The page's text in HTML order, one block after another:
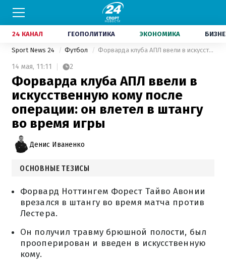
24 КАНАЛ ГЕОПОЛИТИКА ЭКОНОМИКА
Sport News 24 Футбол Форварда клуба АПЛ ввели в искусственную кому после операции: он влетел в штангу во время игры
14 мая, 11:11 2
Форварда клуба АПЛ ввели в
искусственную кому после
операции: он влетел в штангу
во время игры
Денис Иваненко
ОСНОВНЫЕ ТЕЗИСЫ
Форвард Ноттингем Форест Тайво Авонии
врезался в штангу во время матча против
Лестера.
Он получил травму брюшной полости, был
прооперирован и введен в искусственную
кому.